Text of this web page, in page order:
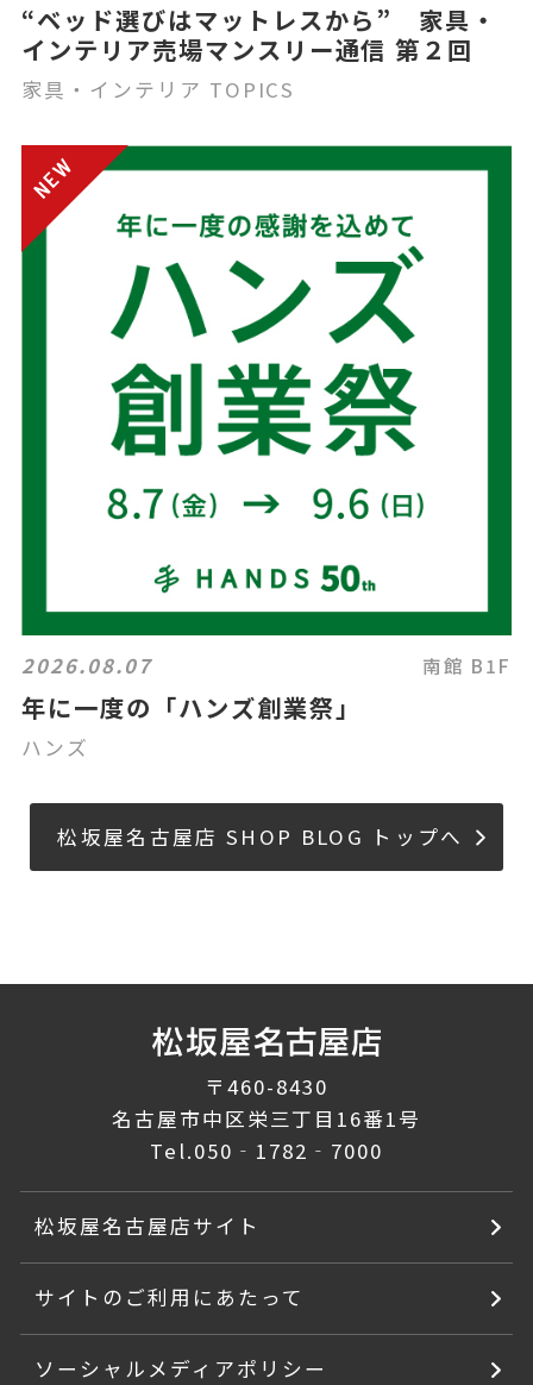
“ベッド選びはマットレスから” 家具・
インテリア売場マンスリー通信 第２回
家具・インテリア TOPICS
2026.08.07 南館 B1F
年に一度の「ハンズ創業祭」
ハンズ
松坂屋名古屋店 SHOP BLOG トップへ
〒460-8430
名古屋市中区栄三丁目16番1号
Tel.050‐1782‐7000
松坂屋名古屋店サイト
サイトのご利用にあたって
ソーシャルメディアポリシー